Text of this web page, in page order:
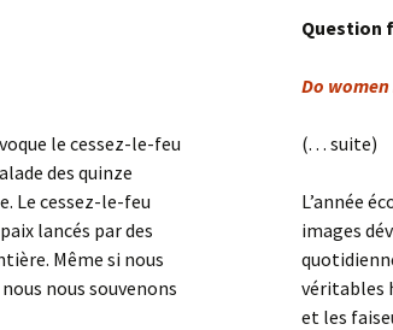
le cessez-le-feu
des quinze
Le cessez-le-feu
lancés par des
Même si nous
nous souvenons
Question
Do
(. . . suite)
L’année
images
véritables
et les